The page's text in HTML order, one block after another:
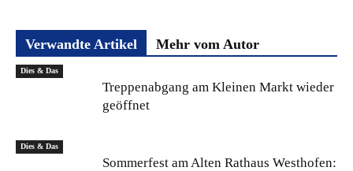
Verwandte Artikel Mehr vom Autor
Dies & Das
Treppenabgang am Kleinen Markt wieder
geöffnet
Dies & Das
Sommerfest am Alten Rathaus Westhofen: